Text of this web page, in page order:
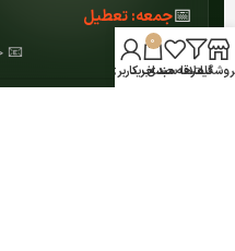
📅جمعه: تعطیل
📧
فیلترها
علاقه مندی
0
سبد خرید
حساب کاربری من